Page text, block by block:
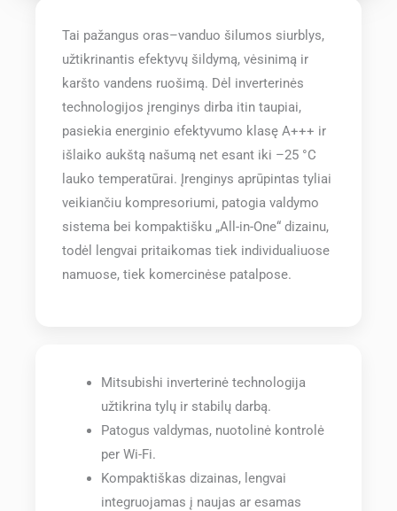
Tai pažangus oras–vanduo šilumos siurblys,
užtikrinantis efektyvų šildymą, vėsinimą ir
karšto vandens ruošimą. Dėl inverterinės
technologijos įrenginys dirba itin taupiai,
pasiekia energinio efektyvumo klasę A+++ ir
išlaiko aukštą našumą net esant iki –25 °C
lauko temperatūrai. Įrenginys aprūpintas tyliai
veikiančiu kompresoriumi, patogia valdymo
sistema bei kompaktišku „All-in-One“ dizainu,
todėl lengvai pritaikomas tiek individualiuose
namuose, tiek komercinėse patalpose.
Mitsubishi inverterinė technologija
užtikrina tylų ir stabilų darbą.
Patogus valdymas, nuotolinė kontrolė
per Wi-Fi.
Kompaktiškas dizainas, lengvai
integruojamas į naujas ar esamas